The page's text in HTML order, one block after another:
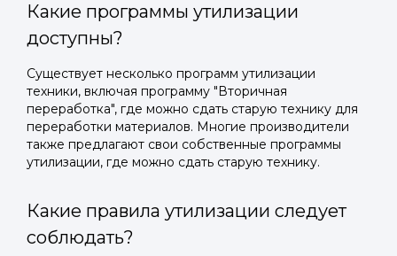
Какие программы утилизации
доступны?
Существует несколько программ утилизации
техники, включая программу "Вторичная
переработка", где можно сдать старую технику для
переработки материалов. Многие производители
также предлагают свои собственные программы
утилизации, где можно сдать старую технику.
Какие правила утилизации следует
соблюдать?